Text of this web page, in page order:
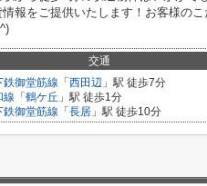
報をご提供いたします！お客様の
交通
鉄御堂筋線 「 西田辺 」駅 徒歩7分
線 「 鶴ケ丘 」駅 徒歩1分
鉄御堂筋線 「 長居 」駅 徒歩10分